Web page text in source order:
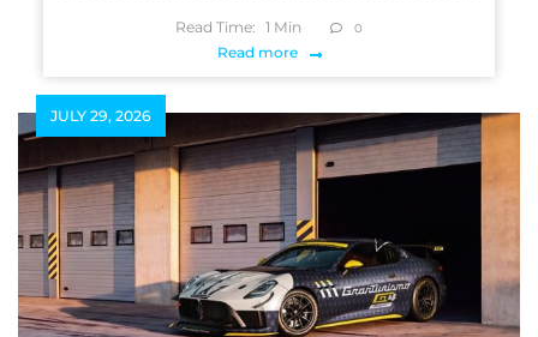
Read Time: 1 Min 0
Read more
JULY 29, 2026